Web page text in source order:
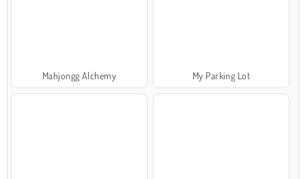
Mahjongg Alchemy My Parking Lot